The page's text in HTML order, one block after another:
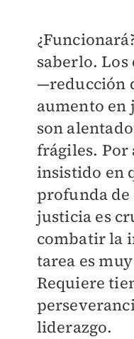
saberlo.
—reducción
aumento
son
frágiles. Por
insistido en
profunda
justicia es
combatir la
tarea es
Requiere
liderazgo.